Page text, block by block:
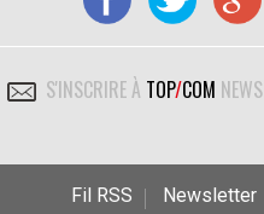
S'INSCRIRE À TOP/COM NEWS
Fil RSS Newsletter